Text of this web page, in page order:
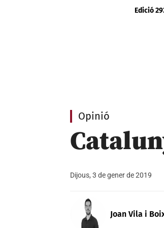
Edició
Opinió
Dijous, 3 de gener de 2019
Joan Vila i